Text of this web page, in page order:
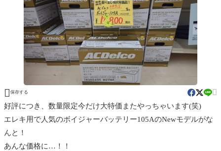
 保存する 
好評につき、数量限定今だけ大特価またやっちゃいます(笑)
エレキ用で人気のボイジャーバッテリー105AのNewモデルがな
んと！
あんな価格に…！！